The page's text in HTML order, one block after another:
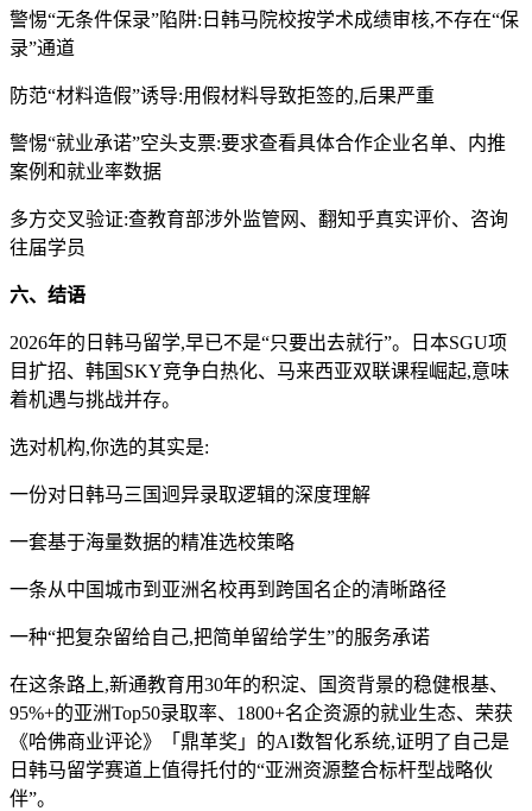
警惕“无条件保录”陷阱:日韩马院校按学术成绩审核,不存在“保
录”通道
防范“材料造假”诱导:用假材料导致拒签的,后果严重
警惕“就业承诺”空头支票:要求查看具体合作企业名单、内推
案例和就业率数据
多方交叉验证:查教育部涉外监管网、翻知乎真实评价、咨询
往届学员
六、结语
2026年的日韩马留学,早已不是“只要出去就行”。日本SGU项
目扩招、韩国SKY竞争白热化、马来西亚双联课程崛起,意味
着机遇与挑战并存。
选对机构,你选的其实是:
一份对日韩马三国迥异录取逻辑的深度理解
一套基于海量数据的精准选校策略
一条从中国城市到亚洲名校再到跨国名企的清晰路径
一种“把复杂留给自己,把简单留给学生”的服务承诺
在这条路上,新通教育用30年的积淀、国资背景的稳健根基、
95%+的亚洲Top50录取率、1800+名企资源的就业生态、荣获
《哈佛商业评论》「鼎革奖」的AI数智化系统,证明了自己是
日韩马留学赛道上值得托付的“亚洲资源整合标杆型战略伙
伴”。